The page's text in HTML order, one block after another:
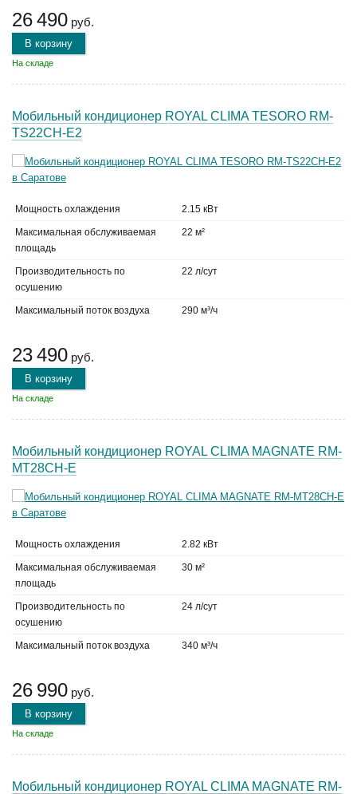
26 490 руб.
В корзину
На складе
Мобильный кондиционер ROYAL CLIMA TESORO RM-
TS22CH-E2
Мощность охлаждения 2.15 кВт
Максимальная обслуживаемая
площадь
22 м²
Производительность по
осушению
22 л/сут
Максимальный поток воздуха 290 м³/ч
23 490 руб.
В корзину
На складе
Мобильный кондиционер ROYAL CLIMA MAGNATE RM-
MT28CH-E
Мощность охлаждения 2.82 кВт
Максимальная обслуживаемая
площадь
30 м²
Производительность по
осушению
24 л/сут
Максимальный поток воздуха 340 м³/ч
26 990 руб.
В корзину
На складе
Мобильный кондиционер ROYAL CLIMA MAGNATE RM-